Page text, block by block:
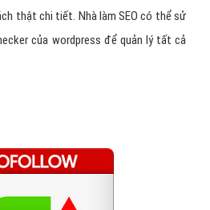
thật chi tiết. Nhà làm SEO có thể sử
của wordpress để quản lý tất cả